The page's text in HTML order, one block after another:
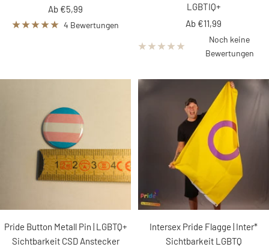
Angebotspreis
Ab €5,99
4 Bewertungen
LGBTIQ+
Angebotspreis
Ab €11,99
Noch keine
Bewertungen
Pride Button Metall Pin | LGBTQ+
Sichtbarkeit CSD Anstecker
Intersex Pride Flagge | Inter*
Sichtbarkeit LGBTQ